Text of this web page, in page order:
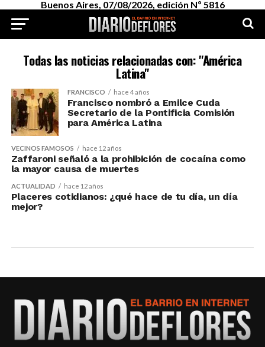
Buenos Aires, 07/08/2026, edición Nº 5816
Todas las noticias relacionadas con: "América
Latina"
FRANCISCO hace 4 años
Francisco nombró a Emilce Cuda
Secretario de la Pontificia Comisión
para América Latina
VECINOS FAMOSOS hace 12 años
Zaffaroni señaló a la prohibición de cocaína como
la mayor causa de muertes
ACTUALIDAD hace 12 años
Placeres cotidianos: ¿qué hace de tu día, un día
mejor?